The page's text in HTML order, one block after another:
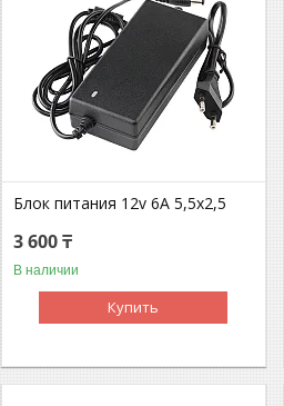
Блок питания 12v 6A 5,5x2,5
3 600 ₸
В наличии
Купить